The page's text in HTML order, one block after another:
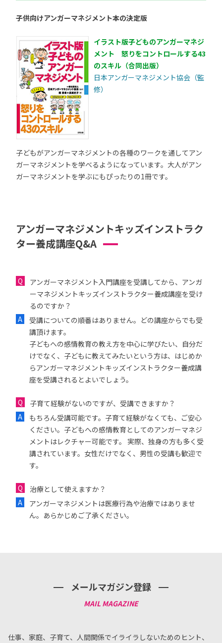
子供向けアンガーマネジメント本の決定版
イラスト版子どものアンガーマネジ
メント 怒りをコントロールする43
のスキル（合同出版）
日本アンガーマネジメント協会（監
修）
子どもがアンガーマネジメントの各種のワークを通してアン
ガーマネジメントを学べるようになっています。大人がアン
ガーマネジメントを学ぶにもぴったりの1冊です。
アンガーマネジメントキッズインストラク
ター養成講座Q&A
アンガーマネジメント入門講座を受講してから、アンガ
ーマネジメントキッズインストラクター養成講座を受け
るのですか？
受講についての順番はありません。どの講座からでも受
講頂けます。
子どもへの感情教育の教え方を中心に学びたい、自分だ
けでなく、子どもに教えてみたいという方は、はじめか
らアンガーマネジメントキッズインストラクター養成講
座を受講されるとよいでしょう。
子育て経験がないのですが、受講できますか？
もちろん受講可能です。子育て経験がなくても、ご安心
ください。子どもへの感情教育としてのアンガーマネジ
メントはレクチャー可能です。 実際、独身の方も多く受
講されています。女性だけでなく、男性の受講も歓迎で
す。
治療として使えますか？
アンガーマネジメントは医療行為や治療ではありませ
ん。あらかじめご了承ください。
メールマガジン登録
仕事、家庭、子育て、人間関係でイライラしないためのヒント、